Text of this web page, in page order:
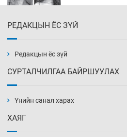
Өчигдөр 14 цаг 00
нэмэгджээ
РЕДАКЦЫН ЁС ЗҮЙ
Редакцын ёс зүй
СУРТАЛЧИЛГАА БАЙРШУУЛАХ
Үнийн санал харах
ХАЯГ